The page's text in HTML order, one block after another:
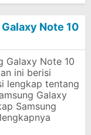
Note 10
Galaxy Note 10
ini berisi
lengkap tentang
Galaxy
Samsung